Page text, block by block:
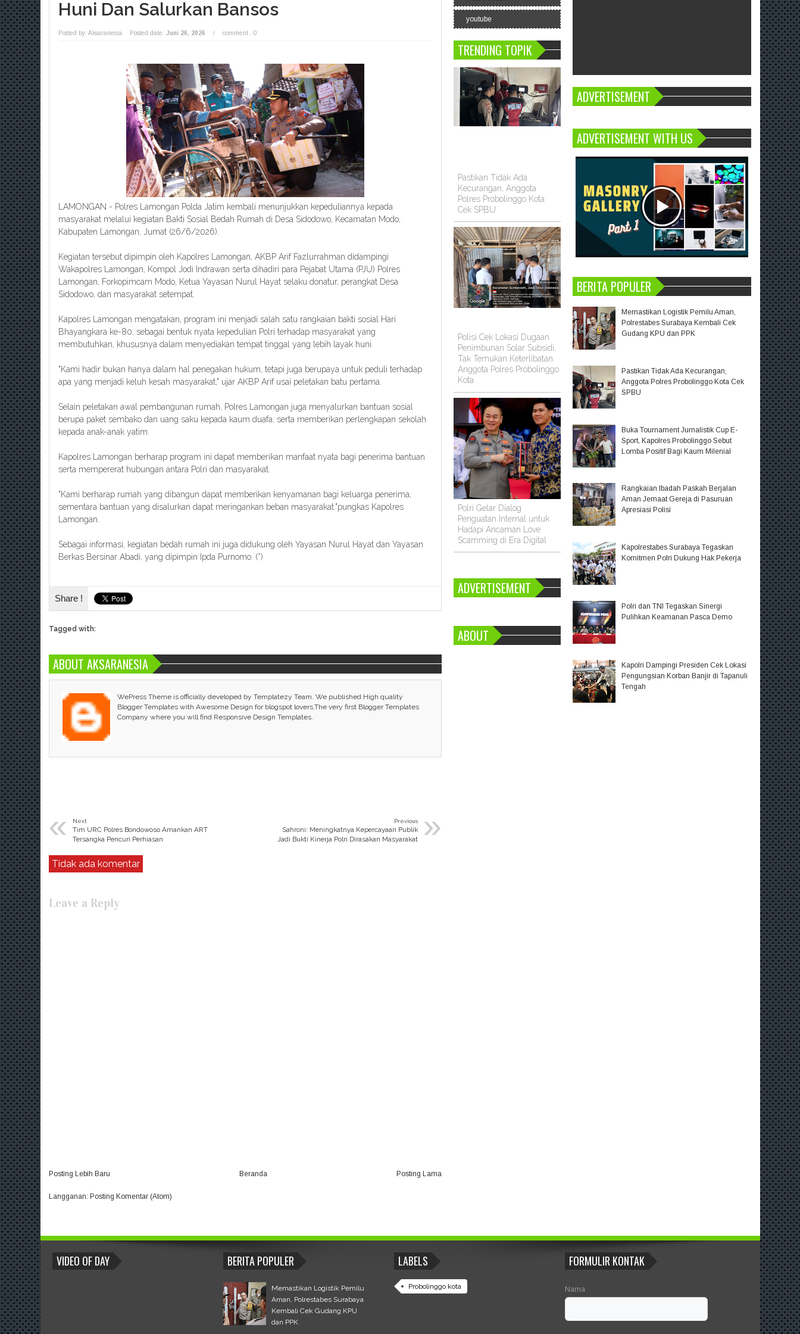
Huni Dan Salurkan Bansos
Posted by: Aksaranesia Posted date: Juni 26, 2026 / comment : 0
LAMONGAN - Polres Lamongan Polda Jatim kembali menunjukkan kepeduliannya kepada
masyarakat melalui kegiatan Bakti Sosial Bedah Rumah di Desa Sidodowo, Kecamatan Modo,
Kabupaten Lamongan, Jumat (26/6/2026).
Kegiatan tersebut dipimpin oleh Kapolres Lamongan, AKBP Arif Fazlurrahman didampingi
Wakapolres Lamongan, Kompol Jodi Indrawan serta dihadiri para Pejabat Utama (PJU) Polres
Lamongan, Forkopimcam Modo, Ketua Yayasan Nurul Hayat selaku donatur, perangkat Desa
Sidodowo, dan masyarakat setempat.
Kapolres Lamongan mengatakan, program ini menjadi salah satu rangkaian bakti sosial Hari
Bhayangkara ke-80, sebagai bentuk nyata kepedulian Polri terhadap masyarakat yang
membutuhkan, khususnya dalam menyediakan tempat tinggal yang lebih layak huni.
"Kami hadir bukan hanya dalam hal penegakan hukum, tetapi juga berupaya untuk peduli terhadap
apa yang menjadi keluh kesah masyarakat," ujar AKBP Arif usai peletakan batu pertama.
Selain peletakan awal pembangunan rumah, Polres Lamongan juga menyalurkan bantuan sosial
berupa paket sembako dan uang saku kepada kaum duafa, serta memberikan perlengkapan sekolah
kepada anak-anak yatim.
Kapolres Lamongan berharap program ini dapat memberikan manfaat nyata bagi penerima bantuan
serta mempererat hubungan antara Polri dan masyarakat.
"Kami berharap rumah yang dibangun dapat memberikan kenyamanan bagi keluarga penerima,
sementara bantuan yang disalurkan dapat meringankan beban masyarakat."pungkas Kapolres
Lamongan.
Sebagai informasi, kegiatan bedah rumah ini juga didukung oleh Yayasan Nurul Hayat dan Yayasan
Berkas Bersinar Abadi, yang dipimpin Ipda Purnomo. (*)
Share !
Tagged with:
ABOUT AKSARANESIA
WePress Theme is officially developed by Templatezy Team. We published High quality
Blogger Templates with Awesome Design for blogspot lovers.The very first Blogger Templates
Company where you will find Responsive Design Templates.
« Next
Tim URC Polres Bondowoso Amankan ART
Tersangka Pencuri Perhiasan
»
Previous
Sahroni: Meningkatnya Kepercayaan Publik
Jadi Bukti Kinerja Polri Dirasakan Masyarakat
Tidak ada komentar
Leave a Reply
Posting Lebih Baru Posting Lama
Beranda
Langganan: Posting Komentar (Atom)
youtube
TRENDING TOPIK
Pastikan Tidak Ada
Kecurangan, Anggota
Polres Probolinggo Kota
Cek SPBU
Polisi Cek Lokasi Dugaan
Penimbunan Solar Subsidi,
Tak Temukan Keterlibatan
Anggota Polres Probolinggo
Kota
Polri Gelar Dialog
Penguatan Internal untuk
Hadapi Ancaman Love
Scamming di Era Digital
ADVERTISEMENT
ABOUT
ADVERTISEMENT
ADVERTISEMENT WITH US
BERITA POPULER
Memastikan Logistik Pemilu Aman,
Polrestabes Surabaya Kembali Cek
Gudang KPU dan PPK
Pastikan Tidak Ada Kecurangan,
Anggota Polres Probolinggo Kota Cek
SPBU
Buka Tournament Jurnalistik Cup E-
Sport, Kapolres Probolinggo Sebut
Lomba Positif Bagi Kaum Milenial
Rangkaian Ibadah Paskah Berjalan
Aman Jemaat Gereja di Pasuruan
Apresiasi Polisi
Kapolrestabes Surabaya Tegaskan
Komitmen Polri Dukung Hak Pekerja
Polri dan TNI Tegaskan Sinergi
Pulihkan Keamanan Pasca Demo
Kapolri Dampingi Presiden Cek Lokasi
Pengungsian Korban Banjir di Tapanuli
Tengah
BLOGROLL
VIDEO OF DAY BERITA POPULER
Memastikan Logistik Pemilu
Aman, Polrestabes Surabaya
Kembali Cek Gudang KPU
dan PPK
LABELS
Probolinggo kota
FORMULIR KONTAK
Nama